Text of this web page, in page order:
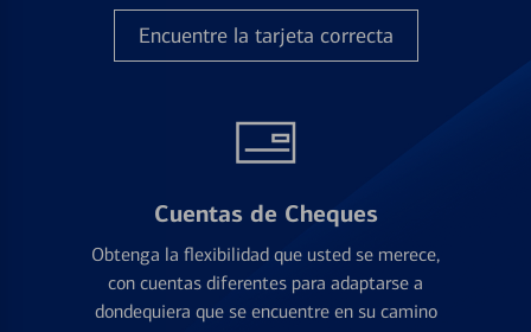
Encuentre la tarjeta correcta
Cuentas de Cheques
Obtenga la flexibilidad que usted se merece,
con cuentas diferentes para adaptarse a
dondequiera que se encuentre en su camino